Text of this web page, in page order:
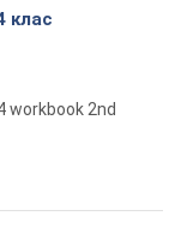
клас
workbook 2nd